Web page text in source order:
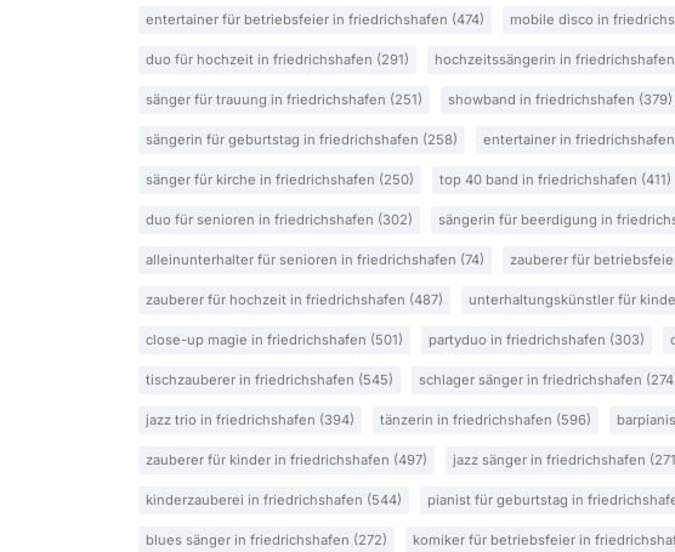
entertainer für betriebsfeier in friedrichshafen (474) mobile disco in
duo für hochzeit in friedrichshafen (291) hochzeitssängerin in
sänger für trauung in friedrichshafen (251) showband in friedrichshafen (379)
sängerin für geburtstag in friedrichshafen (258) entertainer in
sänger für kirche in friedrichshafen (250) top 40 band in friedrichshafen (411)
duo für senioren in friedrichshafen (302) sängerin für beerdigung in
alleinunterhalter für senioren in friedrichshafen (74) zauberer für
zauberer für hochzeit in friedrichshafen (487) unterhaltungskünstler für
close-up magie in friedrichshafen (501) partyduo in friedrichshafen (303)
tischzauberer in friedrichshafen (545) schlager sänger in friedrichshafen
jazz trio in friedrichshafen (394) tänzerin in friedrichshafen (596)
zauberer für kinder in friedrichshafen (497) jazz sänger in friedrichshafen
kinderzauberei in friedrichshafen (544) pianist für geburtstag in
blues sänger in friedrichshafen (272) komiker für betriebsfeier in